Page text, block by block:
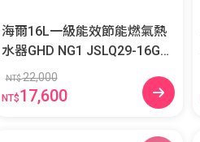
海爾16L一級能效節能燃氣熱
水器GHD NG1 JSLQ29-16GH
D/NG1
NT$22,000
NT$17,600